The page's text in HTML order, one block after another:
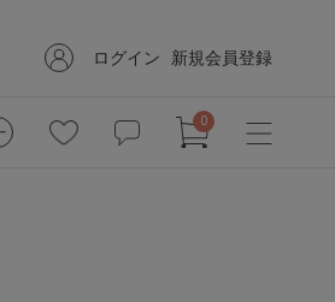
ログイン 新規会員登録
0